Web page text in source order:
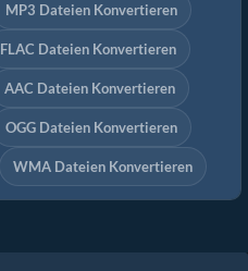
MP3 Dateien Konvertieren
FLAC Dateien Konvertieren
AAC Dateien Konvertieren
OGG Dateien Konvertieren
WMA Dateien Konvertieren